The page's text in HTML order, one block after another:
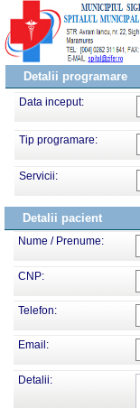
Detalii programare
Data inceput:
Tip programare:
Servicii:
Detalii pacient
Nume / Prenume:
CNP:
Telefon:
Email:
Detalii: